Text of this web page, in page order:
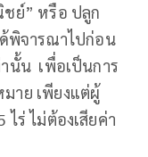
ย์” หรือ ปลูก
พิจารณาไปก่อน
นั้น เพื่อเป็นการ
าย เพียงแต่ผู้
ร่ ไม่ต้องเสียค่า